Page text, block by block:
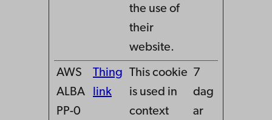
the use of
their
website.
AWS
ALBA
PP-0
Thing
link
This cookie
is used in
context
7
dag
ar